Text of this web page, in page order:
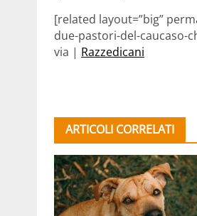
[related layout=”big”
due-pastori-del-caucaso-
via | Razzedicani
ARTICOLI CORRELATI